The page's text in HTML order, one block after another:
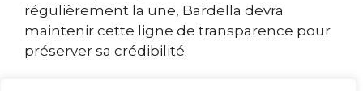
régulièrement la une, Bardella devra
maintenir cette ligne de transparence pour
préserver sa crédibilité.